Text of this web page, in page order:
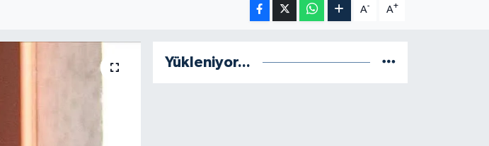
A- A+
Yükleniyor...